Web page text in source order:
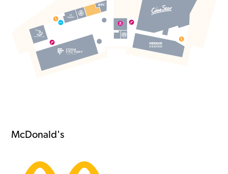
McDonald's